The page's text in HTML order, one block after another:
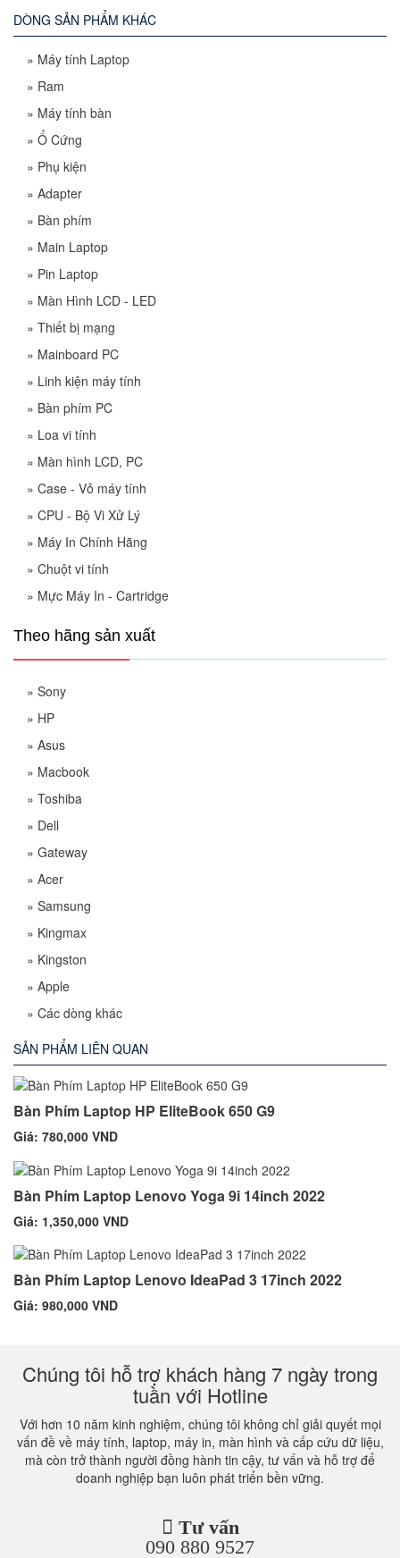
DÒNG SẢN PHẨM KHÁC
» Máy tính Laptop
» Ram
» Máy tính bàn
» Ổ Cứng
» Phụ kiện
» Adapter
» Bàn phím
» Main Laptop
» Pin Laptop
» Màn Hình LCD - LED
» Thiết bị mạng
» Mainboard PC
» Linh kiện máy tính
» Bàn phím PC
» Loa vi tính
» Màn hình LCD, PC
» Case - Vỏ máy tính
» CPU - Bộ Vi Xử Lý
» Máy In Chính Hãng
» Chuột vi tính
» Mực Máy In - Cartridge
Theo hãng sản xuất
» Sony
» HP
» Asus
» Macbook
» Toshiba
» Dell
» Gateway
» Acer
» Samsung
» Kingmax
» Kingston
» Apple
» Các dòng khác
SẢN PHẨM LIÊN QUAN
Bàn Phím Laptop HP EliteBook 650 G9
Giá: 780,000 VND
Bàn Phím Laptop Lenovo Yoga 9i 14inch 2022
Giá: 1,350,000 VND
Bàn Phím Laptop Lenovo IdeaPad 3 17inch 2022
Giá: 980,000 VND
Chúng tôi hỗ trợ khách hàng 7 ngày trong
tuần với Hotline
Với hơn 10 năm kinh nghiệm, chúng tôi không chỉ giải quyết mọi
vấn đề về máy tính, laptop, máy in, màn hình và cấp cứu dữ liệu,
mà còn trở thành người đồng hành tin cậy, tư vấn và hỗ trợ để
doanh nghiệp bạn luôn phát triển bền vững.
Tư vấn
090 880 9527